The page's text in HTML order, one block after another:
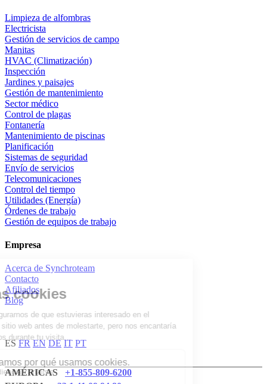
Limpieza de alfombras
Electricista
Gestión de servicios de campo
Manitas
HVAC (Climatización)
Inspección
Jardines y paisajes
Gestión de mantenimiento
Sector médico
Control de plagas
Fontanería
Mantenimiento de piscinas
Planificación
Sistemas de seguridad
Envío de servicios
Telecomunicaciones
Control del tiempo
Utilidades (Energía)
Órdenes de trabajo
Gestión de equipos de trabajo
Empresa
Acerca de Synchroteam
Contacto
Afiliados
Blog
ES FR EN DE IT PT
AMÉRICAS +1-855-809-6200